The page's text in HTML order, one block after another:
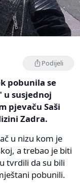
Podijeli
pobunila se
susjednoj
pjevaču Saši
Zadra.
u nizu kom je
a trebao je biti
tvrdili da su bili
pobunili.